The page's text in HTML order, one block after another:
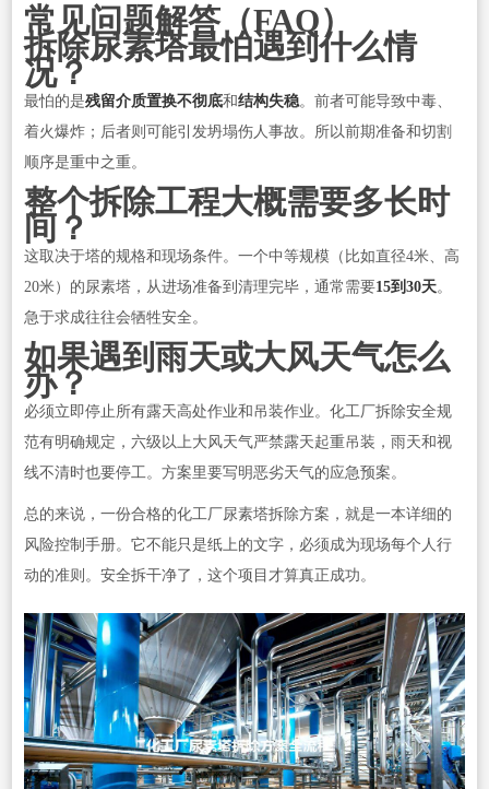
常见问题解答（FAQ）
拆除尿素塔最怕遇到什么情
况？
最怕的是残留介质置换不彻底和结构失稳。前者可能导致中毒、
着火爆炸；后者则可能引发坍塌伤人事故。所以前期准备和切割
顺序是重中之重。
整个拆除工程大概需要多长时
间？
这取决于塔的规格和现场条件。一个中等规模（比如直径4米、高
20米）的尿素塔，从进场准备到清理完毕，通常需要15到30天。
急于求成往往会牺牲安全。
如果遇到雨天或大风天气怎么
办？
必须立即停止所有露天高处作业和吊装作业。化工厂拆除安全规
范有明确规定，六级以上大风天气严禁露天起重吊装，雨天和视
线不清时也要停工。方案里要写明恶劣天气的应急预案。
总的来说，一份合格的化工厂尿素塔拆除方案，就是一本详细的
风险控制手册。它不能只是纸上的文字，必须成为现场每个人行
动的准则。安全拆干净了，这个项目才算真正成功。